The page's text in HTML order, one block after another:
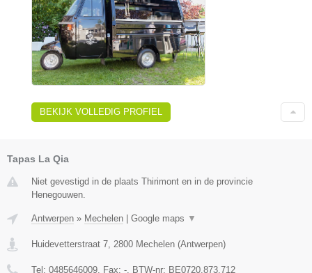
BEKIJK VOLLEDIG PROFIEL
Tapas La Qia
Niet gevestigd in de plaats Thirimont en in de provincie
Henegouwen.
Antwerpen » Mechelen Google maps ▼
Huidevetterstraat 7, 2800 Mechelen (Antwerpen)
Tel: 0485646009, Fax: -, BTW-nr: BE0720.873.712